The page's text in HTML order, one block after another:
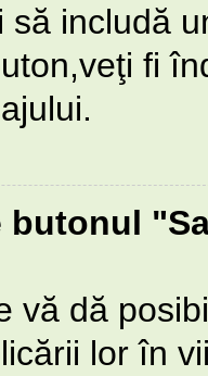
să includă
fi
butonul
vă dă
lor în